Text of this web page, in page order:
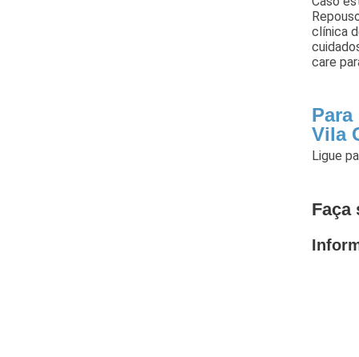
clínica
care
Vila
Ligue
Faça